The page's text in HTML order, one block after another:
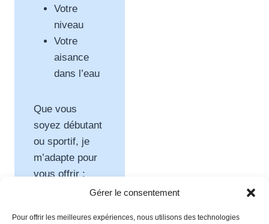
Gérer le consentement
Pour offrir les meilleures expériences, nous utilisons des technologies
Votre
niveau
Votre
aisance
dans l’eau
Que vous
soyez débutant
ou sportif, je
m’adapte pour
vous offrir :